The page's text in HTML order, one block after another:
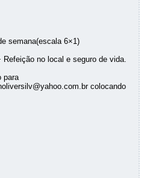
semana(escala 6×1)
no local e seguro de vida.
para
colocando